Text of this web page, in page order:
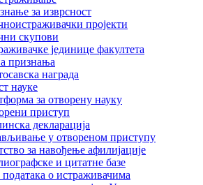
за изврсност
пројекти
скупови
јединице факултета
признања
награда
науке
за отворену науку
приступ
декларација
у отвореном приступу
за навођење афилијације
и цитатне базе
података о истраживачима